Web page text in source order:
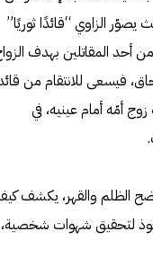
الزاوي “قائدًا ثوريًا”
أحد المقاتلين بهدف
فيسعى للانتقام من
أمّه أمام عينيه، في
الظلم والقهر، يكشف
لتحقيق شهوات شخصية،